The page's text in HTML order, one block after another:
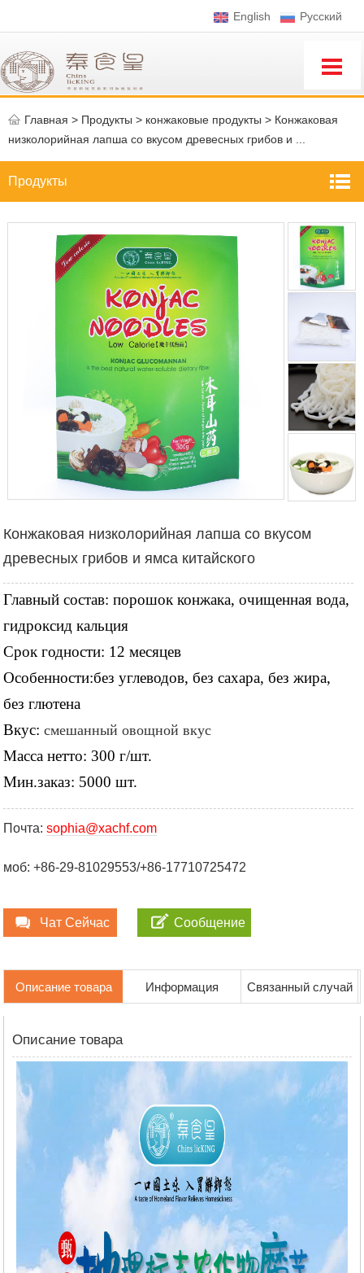
English Pусский
Главная > Продукты > конжаковые продукты > Конжаковая
низколорийная лапша со вкусом древесных грибов и ...
Продукты
Конжаковая низколорийная лапша со вкусом
древесных грибов и ямса китайского
Главный состав:порошок конжака, очищенная вода,
гидроксид кальция
Срок годности: 12 месяцев
Особенности:без углеводов, без сахара, без жира,
без глютена
Вкус:смешанный овощной вкус
Масса нетто: 300 г/шт.
Мин.заказ: 5000 шт.
Почта:sophia@xachf.com
моб: +86-29-81029553/+86-17710725472
Чат Сейчас Сообщение
Описание товара Информация Связанный случай
Описание товара